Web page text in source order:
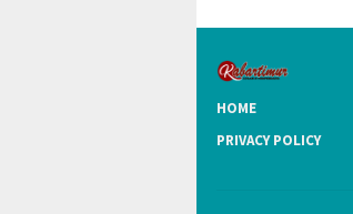
HOME
PRIVACY POLICY